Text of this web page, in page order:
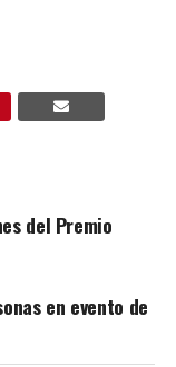
del Premio
en evento de